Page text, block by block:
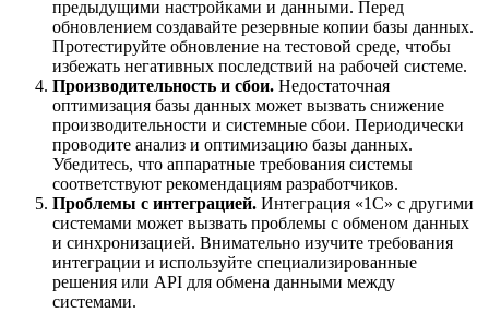
предыдущими настройками и данными. Перед
обновлением создавайте резервные копии базы данных.
Протестируйте обновление на тестовой среде, чтобы
избежать негативных последствий на рабочей системе.
Производительность и сбои. Недостаточная
оптимизация базы данных может вызвать снижение
производительности и системные сбои. Периодически
проводите анализ и оптимизацию базы данных.
Убедитесь, что аппаратные требования системы
соответствуют рекомендациям разработчиков.
Проблемы с интеграцией. Интеграция «1C» с другими
системами может вызвать проблемы с обменом данных
и синхронизацией. Внимательно изучите требования
интеграции и используйте специализированные
решения или API для обмена данными между
системами.